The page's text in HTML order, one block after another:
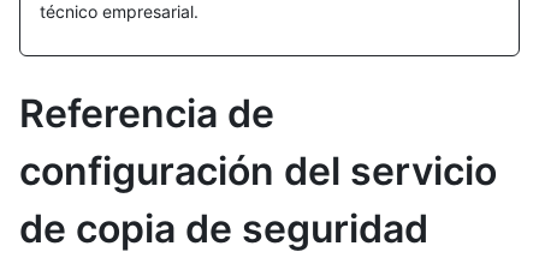
técnico empresarial.
Referencia de
configuración del servicio
de copia de seguridad